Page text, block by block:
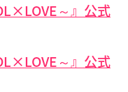
～』公式
～』公式